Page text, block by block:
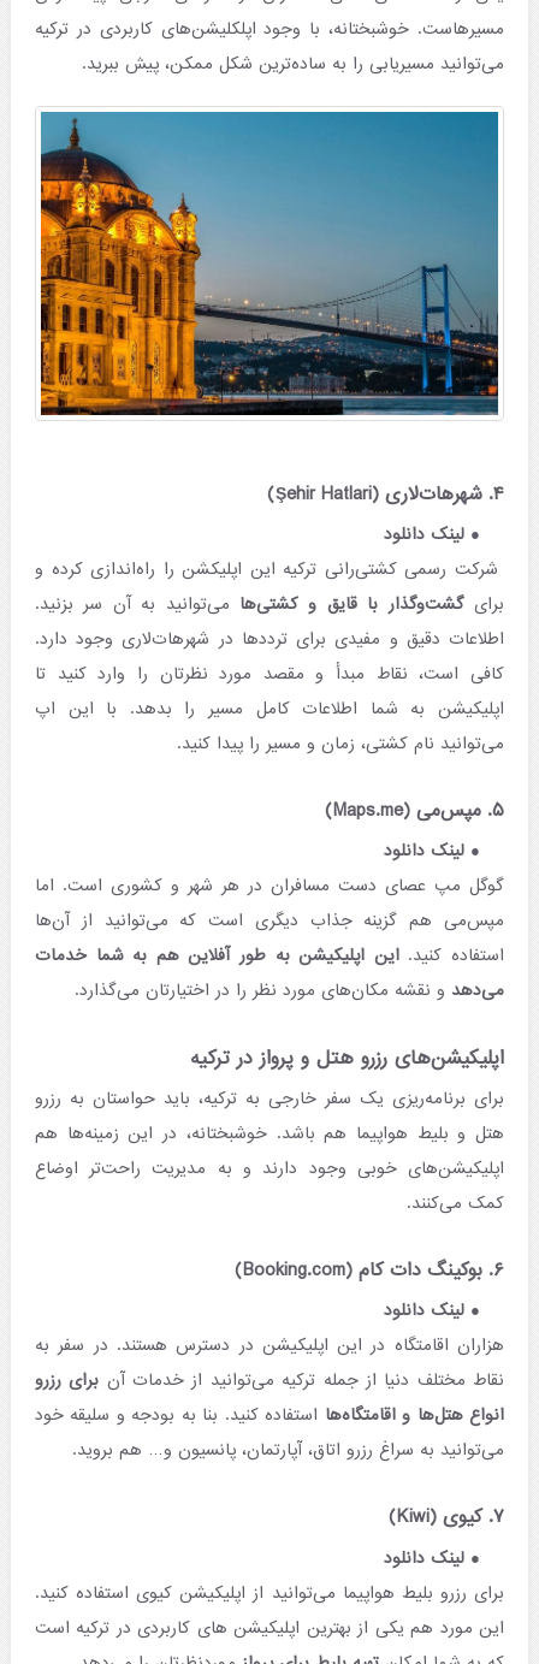
مسیرهاست. خوشبختانه، با وجود اپلکلیشن‌های کاربردی در ترکیه
می‌توانید مسیریابی را به ساده‌ترین شکل ممکن، پیش ببرید.
۴. شهرهات‌لاری (Şehir Hatlari)
لینک دانلود
شرکت رسمی کشتی‌رانی ترکیه این اپلیکشن را راه‌اندازی کرده و
برای گشت‌وگذار با قایق و کشتی‌ها می‌توانید به آن سر بزنید.
اطلاعات دقیق و مفیدی برای ترددها در شهرهات‌لاری وجود دارد.
کافی است، نقاط مبدأ و مقصد مورد نظرتان را وارد کنید تا
اپلیکیشن به شما اطلاعات کامل مسیر را بدهد. با این اپ
می‌توانید نام کشتی، زمان و مسیر را پیدا کنید.
۵. مپس‌می (Maps.me)
لینک دانلود
گوگل مپ عصای دست مسافران در هر شهر و کشوری است. اما
مپس‌می هم گزینه جذاب دیگری است که می‌توانید از آن‌ها
استفاده کنید.این اپلیکیشن به طور آفلاین هم به شما خدمات
می‌دهد و نقشه مکان‌های مورد نظر را در اختیارتان می‌گذارد.
اپلیکیشن‌های رزرو هتل و پرواز در ترکیه
برای برنامه‌ریزی یک سفر خارجی به ترکیه، باید حواستان به رزرو
هتل و بلیط هواپیما هم باشد. خوشبختانه، در این زمینه‌ها هم
اپلیکیشن‌های خوبی وجود دارند و به مدیریت راحت‌تر اوضاع
کمک می‌کنند.
۶. بوکینگ دات کام (Booking.com)
لینک دانلود
هزاران اقامتگاه در این اپلیکیشن در دسترس هستند. در سفر به
نقاط مختلف دنیا از جمله ترکیه می‌توانید از خدمات آن برای رزرو
انواع هتل‌ها و اقامتگاه‌ها استفاده کنید. بنا به بودجه و سلیقه خود
می‌توانید به سراغ رزرو اتاق، آپارتمان، پانسیون و… هم بروید.
۷. کیوی (Kiwi)
لینک دانلود
برای رزرو بلیط هواپیما می‌توانید از اپلیکیشن کیوی استفاده کنید.
این مورد هم یکی از بهترین اپلیکیشن های کاربردی در ترکیه است